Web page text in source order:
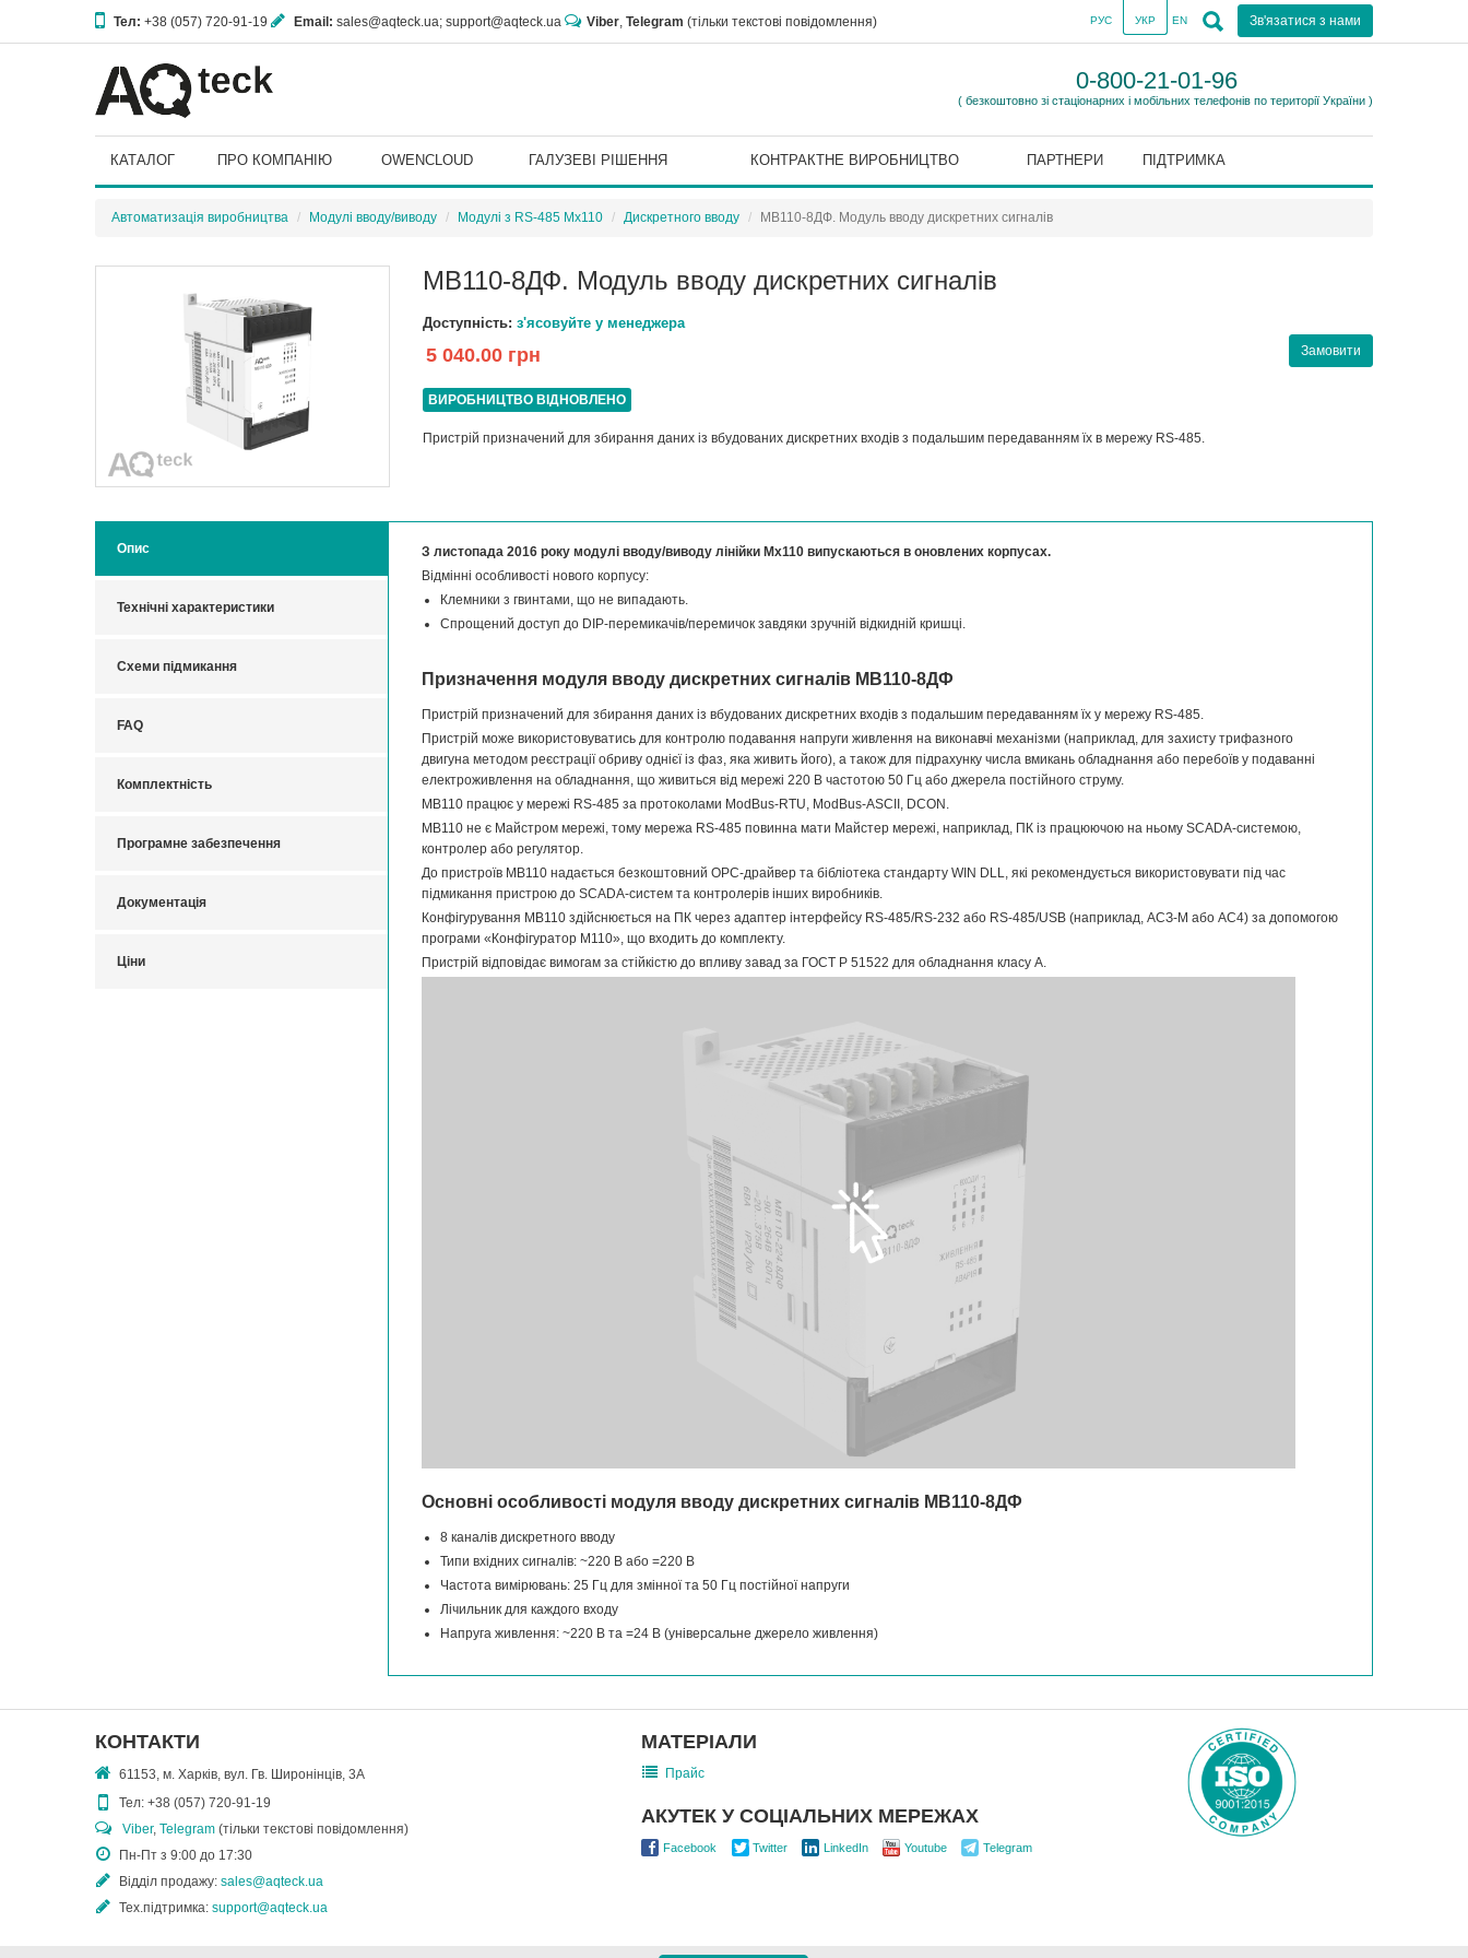
Тел: +38 (057) 720-91-19 Email: sales@aqteck.ua; support@aqteck.ua Viber, Telegram (тільки текстові повідомлення)
61153, м. Харків, вул. Гвардійців Широнінців, 3А
Зв'язатися з нами
РУС УКР EN
0-800-21-01-96
( безкоштовно зі стаціонарних і мобільних телефонів по території України )
КАТАЛОГ ПРО КОМПАНІЮ OWENCLOUD ГАЛУЗЕВІ РІШЕННЯ КОНТРАКТНЕ ВИРОБНИЦТВО ПАРТНЕРИ ПІДТРИМКА
Автоматизація виробництва Модулі вводу/виводу Модулі з RS-485 Мх110 Дискретного вводу МВ110-8ДФ. Модуль вводу дискретних сигналів
МВ110-8ДФ. Модуль вводу дискретних сигналів
Доступність: з'ясовуйте у менеджера
5 040.00 грн Замовити
ВИРОБНИЦТВО ВІДНОВЛЕНО
Пристрій призначений для збирання даних із вбудованих дискретних входів з подальшим передаванням їх в мережу RS-485.
Опис
Технічні характеристики
Схеми підмикання
FAQ
Комплектність
Програмне забезпечення
Документація
Ціни
З листопада 2016 року модулі вводу/виводу лінійки Мх110 випускаються в оновлених корпусах.
Відмінні особливості нового корпусу:
Клемники з гвинтами, що не випадають.
Спрощений доступ до DIP-перемикачів/перемичок завдяки зручній відкидній кришці.
Призначення модуля вводу дискретних сигналів МВ110-8ДФ
Пристрій призначений для збирання даних із вбудованих дискретних входів з подальшим передаванням їх у мережу RS-485.
Пристрій може використовуватись для контролю подавання напруги живлення на виконавчі механізми (наприклад, для захисту трифазного
двигуна методом реєстрації обриву однієї із фаз, яка живить його), а також для підрахунку числа вмикань обладнання або перебоїв у подаванні
електроживлення на обладнання, що живиться від мережі 220 В частотою 50 Гц або джерела постійного струму.
МВ110 працює у мережі RS-485 за протоколами ModBus-RTU, ModBus-ASCII, DCON.
МВ110 не є Майстром мережі, тому мережа RS-485 повинна мати Майстер мережі, наприклад, ПК із працюючою на ньому SCADA-системою,
контролер або регулятор.
До пристроїв МВ110 надається безкоштовний ОРС-драйвер та бібліотека стандарту WIN DLL, які рекомендується використовувати під час
підмикання пристрою до SCADA-систем та контролерів інших виробників.
Конфігурування МВ110 здійснюється на ПК через адаптер інтерфейсу RS-485/RS-232 або RS-485/USB (наприклад, АСЗ-М або АС4) за допомогою
програми «Конфігуратор М110», що входить до комплекту.
Пристрій відповідає вимогам за стійкістю до впливу завад за ГОСТ Р 51522 для обладнання класу А.
Основні особливості модуля вводу дискретних сигналів МВ110-8ДФ
8 каналів дискретного вводу
Типи вхідних сигналів: ~220 В або =220 В
Частота вимірювань: 25 Гц для змінної та 50 Гц постійної напруги
Лічильник для каждого входу
Напруга живлення: ~220 В та =24 В (універсальне джерело живлення)
КОНТАКТИ
61153, м. Харків, вул. Гв. Широнінців, 3А
Тел: +38 (057) 720-91-19
Viber, Telegram (тільки текстові повідомлення)
Пн-Пт з 9:00 до 17:30
Відділ продажу: sales@aqteck.ua
Тех.підтримка: support@aqteck.ua
МАТЕРІАЛИ
Прайс
АКУТЕК У СОЦІАЛЬНИХ МЕРЕЖАХ
Facebook Twitter LinkedIn Youtube Telegram